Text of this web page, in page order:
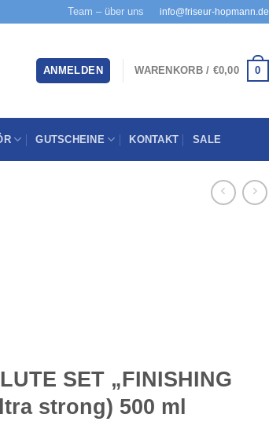
Team – über uns info@friseur-hopmann.de
ANMELDEN WARENKORB / €0,00 0
GUTSCHEINE KONTAKT SALE
SET „FINISHING
strong) 500 ml